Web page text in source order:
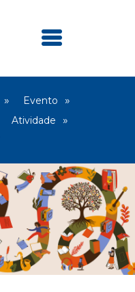
Evento
Atividade